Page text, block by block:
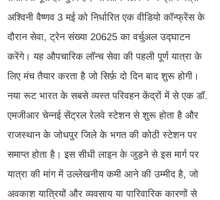
अश्विनी वैष्णव 3 मई को निर्धारित एक वीडियो कॉन्फ्रेंस के
दौरान सेवा, ट्रेन संख्या 20625 का वर्चुअल उद्घाटन
करेंगे। यह औपचारिक लॉन्च सेवा की पहली पूर्ण यात्रा के
लिए मंच तैयार करता है जो सिर्फ़ दो दिन बाद शुरू होगी।
नया रूट भारत के सबसे व्यस्त परिवहन केंद्रों में से एक डॉ.
एमजीआर चेन्नई सेंट्रल रेलवे स्टेशन से शुरू होता है और
राजस्थान के जोधपुर जिले के भगत की कोठी स्टेशन पर
समाप्त होता है। इस सीधी लाइन के जुड़ने से इस मार्ग पर
यात्रा की मांग में उल्लेखनीय कमी आने की उम्मीद है, जो
अवकाश यात्रियों और व्यवसाय या पारिवारिक कारणों से